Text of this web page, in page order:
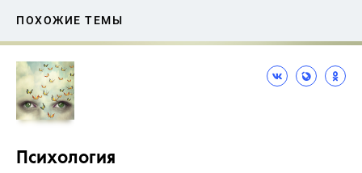
ПОХОЖИЕ ТЕМЫ
Психология